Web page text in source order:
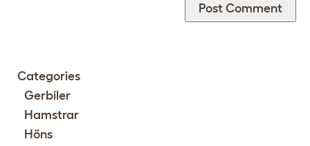
Categories
Gerbiler
Hamstrar
Höns